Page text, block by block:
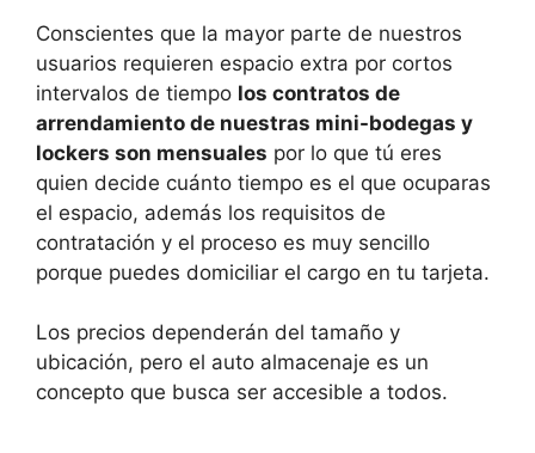
Conscientes que la mayor parte de nuestros
usuarios requieren espacio extra por cortos
intervalos de tiempo los contratos de
arrendamiento de nuestras mini-bodegas y
lockers son mensuales por lo que tú eres
quien decide cuánto tiempo es el que ocuparas
el espacio, además los requisitos de
contratación y el proceso es muy sencillo
porque puedes domiciliar el cargo en tu tarjeta.
Los precios dependerán del tamaño y
ubicación, pero el auto almacenaje es un
concepto que busca ser accesible a todos.